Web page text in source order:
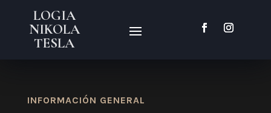
LOGIA
NIKOLA
TESLA
INFORMACIÓN GENERAL